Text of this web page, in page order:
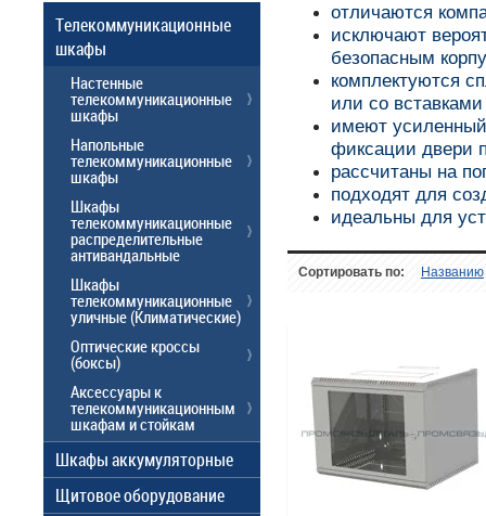
отличаются
исключают
безопасным
комплектуются
или со
имеют
фиксации двери
рассчитаны на
подходят для
идеальны для
Сортировать по: Названию
Телекоммуникационные
шкафы
Настенные
телекоммуникационные
шкафы
Напольные
телекоммуникационные
шкафы
Шкафы
телекоммуникационные
распределительные
антивандальные
Шкафы
телекоммуникационные
уличные (Климатические)
Оптические кроссы
(боксы)
Аксессуары к
телекоммуникационным
шкафам и стойкам
Шкафы аккумуляторные
Щитовое оборудование